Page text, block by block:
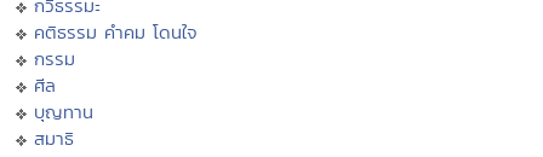
กวีธรรมะ
คติธรรม คำคม โดนใจ
กรรม
ศีล
บุญทาน
สมาธิ